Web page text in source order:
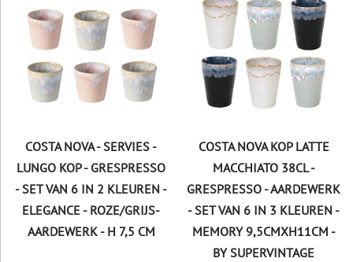
COSTA NOVA - SERVIES -
LUNGO KOP - GRESPRESSO
- SET VAN 6 IN 2 KLEUREN -
ELEGANCE - ROZE/GRIJS-
AARDEWERK - H 7,5 CM
COSTA NOVA KOP LATTE
MACCHIATO 38CL -
GRESPRESSO - AARDEWERK
- SET VAN 6 IN 3 KLEUREN -
MEMORY 9,5CMXH11CM -
BY SUPERVINTAGE